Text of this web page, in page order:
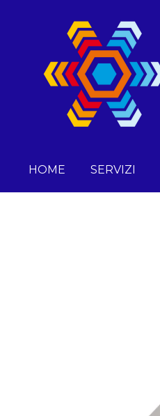
principale
HOME SERVIZI